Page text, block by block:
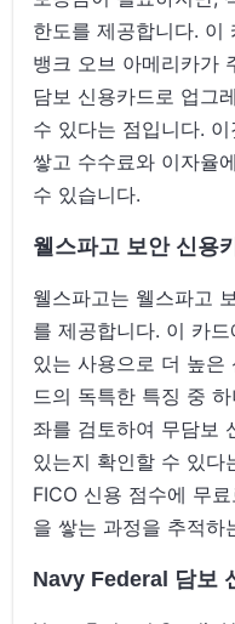
한도를 제공합니다. 이
뱅크 오브 아메리카가
담보 신용카드로 업그
수 있다는 점입니다.
쌓고 수수료와 이자율
수 있습니다.
웰스파고 보안 신용
웰스파고는 웰스파고
를 제공합니다. 이 카
있는 사용으로 더 높은
드의 독특한 특징 중
좌를 검토하여 무담보
있는지 확인할 수 있다
FICO 신용 점수에 무
을 쌓는 과정을 추적하
Navy Federal 담보